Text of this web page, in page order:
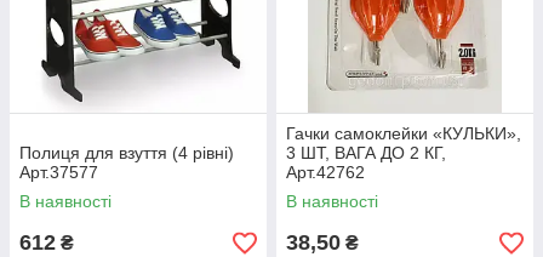
Полиця для взуття (4 рівні)
Арт.37577
В наявності
612 ₴
Гачки самоклейки «КУЛЬКИ»,
3 ШТ, ВАГА ДО 2 КГ,
Арт.42762
В наявності
38,50 ₴